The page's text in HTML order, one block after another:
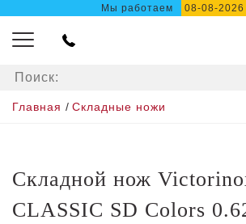
Мы работаем 08-08-2026
Главная / Складные ножи
Складной нож
CLASSIC SD Colors
ПОДПИШИСЬ НА